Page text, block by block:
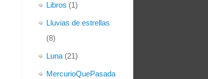
Libros (1)
Lluvias de estrellas
(8)
Luna (21)
MercurioQuePasada